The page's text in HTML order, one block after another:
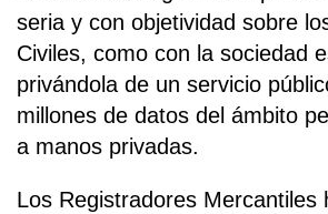
seria y con objetividad sobre
Civiles, como con la sociedad
privándola de un servicio
millones de datos del ámbito
a manos privadas.
Los Registradores Mercantiles